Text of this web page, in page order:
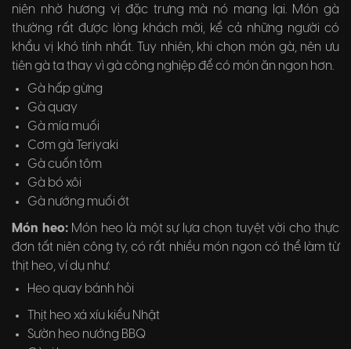
niên nhờ hương vị đặc trưng mà nó mang lại. Món gà
thường rất được lòng khách mời, kể cả những người có
khẩu vị khó tính nhất. Tuy nhiên, khi chọn món gà, nên ưu
tiên gà ta thay vì gà công nghiệp để có món ăn ngon hơn.
Gà hấp gừng
Gà quay
Gà mía muối
Cơm gà Teriyaki
Gà cuốn tôm
Gà bó xôi
Gà nướng muối ớt
Món heo: Món heo là một sự lựa chọn tuyệt vời cho thực
đơn tất niên công ty, có rất nhiều món ngon có thể làm từ
thịt heo, ví dụ như:
Heo quay bánh hỏi
Thịt heo xá xíu kiểu Nhật
Sườn heo nướng BBQ